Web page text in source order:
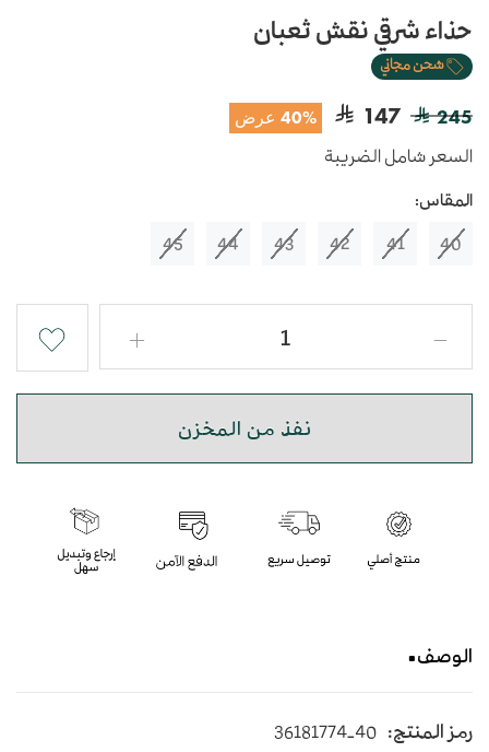
حذاء شرقي نقش ثعبان
شحن مجاني
245
147 40% عرض
السعر شامل الضريبة
المقاس:
40
41
42
43
44
45
نفذ من المخزن
الوصف
عصري
رمز المنتج: 36181774-40